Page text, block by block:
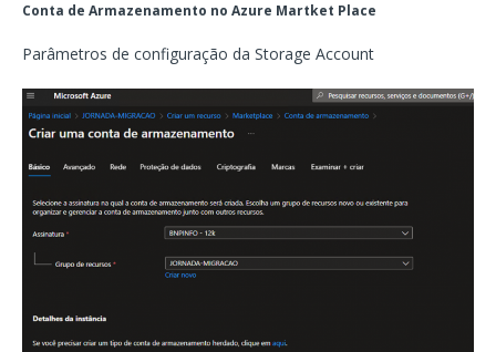
Conta de Armazenamento no Azure Martket Place
Parâmetros de configuração da Storage Account